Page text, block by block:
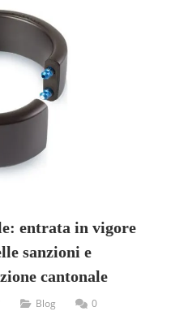
entrata in vigore
sanzioni e
cantonale
Blog 0